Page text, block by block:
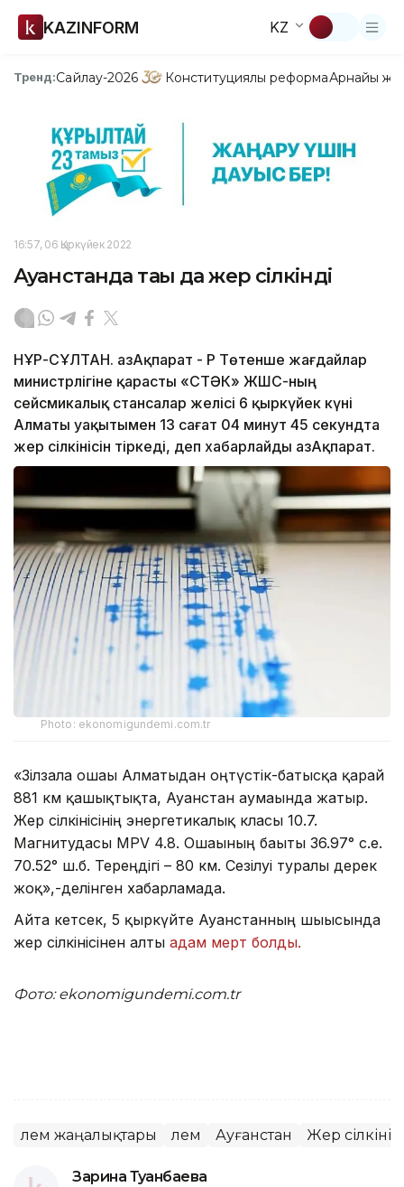
KAZINFORM KZ
Тренд:Сайлау-2026 Конституциялық реформаАрнайы
16:57, 06 Қыркүйек 2022
Ауғанстанда тағы да жер сілкінді
НҰР-СҰЛТАН. ҚазАқпарат - ҚР Төтенше жағдайлар
министрлігіне қарасты «СТӘК» ЖШС-ның
сейсмикалық стансалар желісі 6 қыркүйек күні
Алматы уақытымен 13 сағат 04 минут 45 секундта
жер сілкінісін тіркеді, деп хабарлайды ҚазАқпарат.
Photo: ekonomigundemi.com.tr
«Зілзала ошағы Алматыдан оңтүстік-батысқа қарай
881 км қашықтықта, Ауғанстан аумағында жатыр.
Жер сілкінісінің энергетикалық класы 10.7.
Магнитудасы MPV 4.8. Ошағының бағыты 36.97° с.е.
70.52° ш.б. Тереңдігі – 80 км. Сезілуі туралы дерек
жоқ»,-делінген хабарламада.
Айта кетсек, 5 қыркүйте Ауғанстанның шығысында
жер сілкінісінен алты адам мерт болды.
Фото: ekonomigundemi.com.tr
Әлем жаңалықтары Әлем Ауғанстан Жер сілкінісі
Зарина Туғанбаева